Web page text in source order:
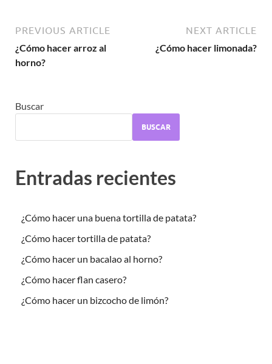
PREVIOUS ARTICLE
¿Cómo hacer arroz al
horno?
NEXT ARTICLE
¿Cómo hacer limonada?
Buscar
BUSCAR
Entradas recientes
¿Cómo hacer una buena tortilla de patata?
¿Cómo hacer tortilla de patata?
¿Cómo hacer un bacalao al horno?
¿Cómo hacer flan casero?
¿Cómo hacer un bizcocho de limón?